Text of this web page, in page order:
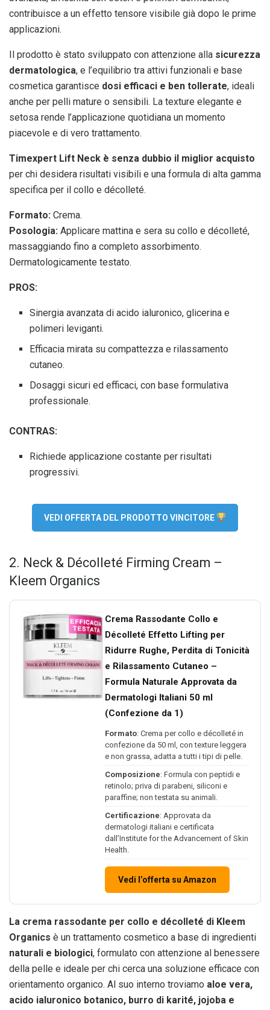
contribuisce a un effetto tensore visibile già dopo le prime
applicazioni.
Il prodotto è stato sviluppato con attenzione alla sicurezza
dermatologica, e l’equilibrio tra attivi funzionali e base
cosmetica garantisce dosi efficaci e ben tollerate, ideali
anche per pelli mature o sensibili. La texture elegante e
setosa rende l’applicazione quotidiana un momento
piacevole e di vero trattamento.
Timexpert Lift Neck è senza dubbio il miglior acquisto
per chi desidera risultati visibili e una formula di alta gamma
specifica per il collo e décolleté.
Formato: Crema.
Posologia: Applicare mattina e sera su collo e décolleté,
massaggiando fino a completo assorbimento.
Dermatologicamente testato.
PROS:
Sinergia avanzata di acido ialuronico, glicerina e
polimeri leviganti.
Efficacia mirata su compattezza e rilassamento
cutaneo.
Dosaggi sicuri ed efficaci, con base formulativa
professionale.
CONTRAS:
Richiede applicazione costante per risultati
progressivi.
VEDI OFFERTA DEL PRODOTTO VINCITORE
2. Neck & Décolleté Firming Cream –
Kleem Organics
Crema Rassodante Collo e
Décolleté Effetto Lifting per
Ridurre Rughe, Perdita di Tonicità
e Rilassamento Cutaneo –
Formula Naturale Approvata da
Dermatologi Italiani 50 ml
(Confezione da 1)
Formato: Crema per collo e décolleté in
confezione da 50 ml, con texture leggera
e non grassa, adatta a tutti i tipi di pelle.
Composizione: Formula con peptidi e
retinolo; priva di parabeni, siliconi e
paraffine; non testata su animali.
Certificazione: Approvata da
dermatologi italiani e certificata
dall’Institute for the Advancement of Skin
Health.
Vedi l’offerta su Amazon
La crema rassodante per collo e décolleté di Kleem
Organics è un trattamento cosmetico a base di ingredienti
naturali e biologici, formulato con attenzione al benessere
della pelle e ideale per chi cerca una soluzione efficace con
orientamento organico. Al suo interno troviamo aloe vera,
acido ialuronico botanico, burro di karité, jojoba e